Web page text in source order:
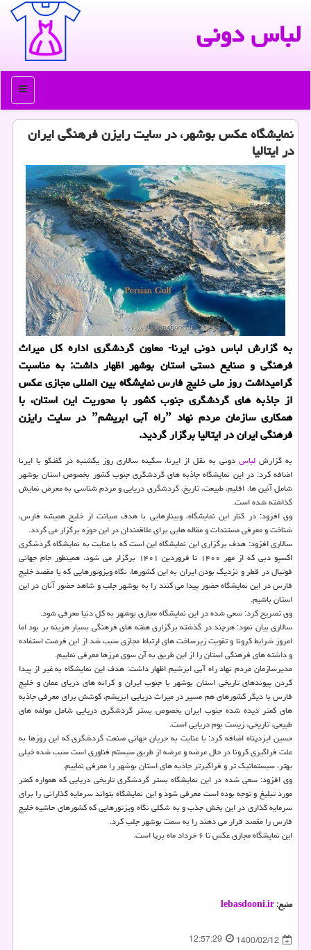
لباس دونی
منو
نمایشگاه عكس بوشهر، در سایت رایزن فرهنگی ایران
در ایتالیا
به گزارش لباس دونی ایرنا- معاون گردشگری اداره کل میراث
فرهنگی و صنایع دستی استان بوشهر اظهار داشت: به مناسبت
گرامیداشت روز ملی خلیج فارس نمایشگاه بین المللی مجازی عکس
از جاذبه های گردشگری جنوب کشور با محوریت این استان، با
همکاری سازمان مردم نهاد ˮراه آبی ابریشمˮ در سایت رایزن
فرهنگی ایران در ایتالیا برگزار گردید.
به گزارش لباسدونی به نقل از ایرنا، سکینه سالاری روز یکشنبه در گفتگو با ایرنا
اضافه کرد: در این نمایشگاه جاذبه های گردشگری جنوب کشور بخصوص استان بوشهر
شامل آئین ها، اقلیم، طبیعت، تاریخ، گردشگری دریایی و مردم شناسی به معرض نمایش
گذاشته شده است.
وی افزود: در کنار این نمایشگاه، وبینارهایی با هدف صیانت از خلیج همیشه فارس،
شناخت و معرفی مستندات و مقاله هایی برای علاقمندان در این حوزه برگزار می گردد.
سالاری افزود: هدف برگزاری این نمایشگاه این است که با عنایت به نمایشگاه گردشگری
اکسپو دبی که از مهر ۱۴۰۰ تا فروردین ۱۴۰۱ برگزار می شود، همینطور جام جهانی
فوتبال در قطر و نزدیک بودن ایران به این کشورها، نگاه ویزوتورهایی که با مقصد خلیج
فارس در این نمایشگاه حضور پیدا می کنند را به بوشهر جلب و شاهد حضور آنان در این
استان باشیم.
وی تصریح کرد: سعی شده در این نمایشگاه مجازی بوشهر به کل دنیا معرفی شود.
سالاری بیان نمود: هرچند در گذشته برگزاری هفته های فرهنگی بسیار هزینه بر بود اما
امروز شرایط کرونا و تقویت زیرساخت های ارتباط مجازی سبب شد از این فرصت استفاده
و داشته های فرهنگی استان را از این طریق به آن سوی مرزها معرفی نماییم.
مدیرسازمان مردم نهاد راه آبی ابرشیم اظهار داشت: هدف این نمایشگاه به غیر از پیدا
کردن پیوندهای تاریخی استان بوشهر با جنوب ایران و کرانه های دریای عمان و خلیج
فارس با دیگر کشورهای هم مسیر در میراث دریایی ابریشم، کوشش برای معرفی جاذبه
های کمتر دیده شده جنوب ایران بخصوص بستر گردشگری دریایی شامل مولفه های
طبیعی، تاریخی، زیست بوم دریایی است.
حسین ایزدپناه اضافه کرد: با عنایت به جریان جهانی صنعت گردشگری که این روزها به
علت فراگیری کرونا در حال عرضه و عرضه از طریق سیستم فناوری است سبب شده خیلی
بهتر، سیستماتیک تر و فراگیرتر جاذبه های استان بوشهر را معرفی نماییم.
وی افزود: سعی شده در این نمایشگاه بستر گردشگری تاریخی دریایی که همواره کمتر
مورد تبلیغ و توجه بوده است معرفی شود و این نمایشگاه بتواند سرمایه گذارانی را برای
سرمایه گذاری در این بخش جذب و به شکلی نگاه ویزتورهایی که کشورهای حاشیه خلیج
فارس را مقصد قرار می دهند را به سمت بوشهر جلب کرد.
این نمایشگاه مجازی عکس تا ۶ خرداد ماه برپا است.
منبع:lebasdooni.ir
1400/02/12
12:57:29